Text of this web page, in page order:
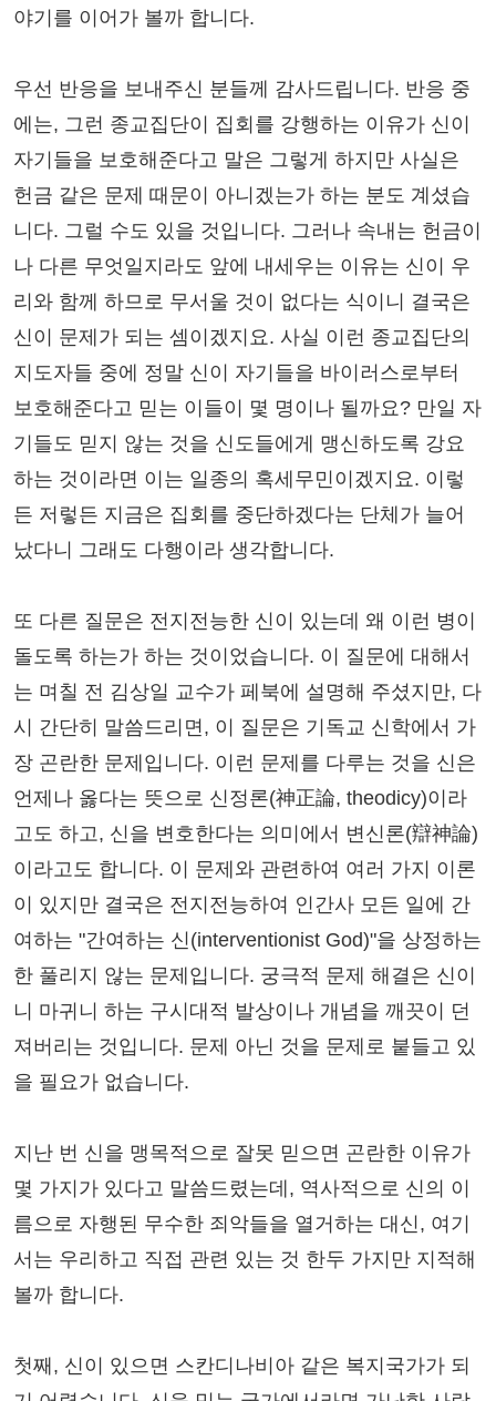
야기를 이어가 볼까 합니다.
우선 반응을 보내주신 분들께 감사드립니다. 반응 중
에는, 그런 종교집단이 집회를 강행하는 이유가 신이
자기들을 보호해준다고 말은 그렇게 하지만 사실은
헌금 같은 문제 때문이 아니겠는가 하는 분도 계셨습
니다. 그럴 수도 있을 것입니다. 그러나 속내는 헌금이
나 다른 무엇일지라도 앞에 내세우는 이유는 신이 우
리와 함께 하므로 무서울 것이 없다는 식이니 결국은
신이 문제가 되는 셈이겠지요. 사실 이런 종교집단의
지도자들 중에 정말 신이 자기들을 바이러스로부터
보호해준다고 믿는 이들이 몇 명이나 될까요? 만일 자
기들도 믿지 않는 것을 신도들에게 맹신하도록 강요
하는 것이라면 이는 일종의 혹세무민이겠지요. 이렇
든 저렇든 지금은 집회를 중단하겠다는 단체가 늘어
났다니 그래도 다행이라 생각합니다.
또 다른 질문은 전지전능한 신이 있는데 왜 이런 병이
돌도록 하는가 하는 것이었습니다. 이 질문에 대해서
는 며칠 전 김상일 교수가 페북에 설명해 주셨지만, 다
시 간단히 말씀드리면, 이 질문은 기독교 신학에서 가
장 곤란한 문제입니다. 이런 문제를 다루는 것을 신은
언제나 옳다는 뜻으로 신정론(神正論, theodicy)이라
고도 하고, 신을 변호한다는 의미에서 변신론(辯神論)
이라고도 합니다. 이 문제와 관련하여 여러 가지 이론
이 있지만 결국은 전지전능하여 인간사 모든 일에 간
여하는 "간여하는 신(interventionist God)"을 상정하는
한 풀리지 않는 문제입니다. 궁극적 문제 해결은 신이
니 마귀니 하는 구시대적 발상이나 개념을 깨끗이 던
져버리는 것입니다. 문제 아닌 것을 문제로 붙들고 있
을 필요가 없습니다.
지난 번 신을 맹목적으로 잘못 믿으면 곤란한 이유가
몇 가지가 있다고 말씀드렸는데, 역사적으로 신의 이
름으로 자행된 무수한 죄악들을 열거하는 대신, 여기
서는 우리하고 직접 관련 있는 것 한두 가지만 지적해
볼까 합니다.
첫째, 신이 있으면 스칸디나비아 같은 복지국가가 되